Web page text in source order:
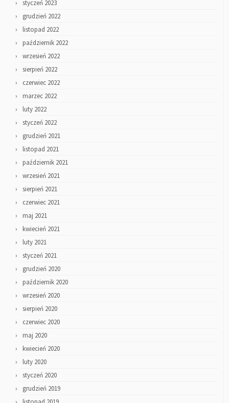
styczeń 2023
grudzień 2022
listopad 2022
październik 2022
wrzesień 2022
sierpień 2022
czerwiec 2022
marzec 2022
luty 2022
styczeń 2022
grudzień 2021
listopad 2021
październik 2021
wrzesień 2021
sierpień 2021
czerwiec 2021
maj 2021
kwiecień 2021
luty 2021
styczeń 2021
grudzień 2020
październik 2020
wrzesień 2020
sierpień 2020
czerwiec 2020
maj 2020
kwiecień 2020
luty 2020
styczeń 2020
grudzień 2019